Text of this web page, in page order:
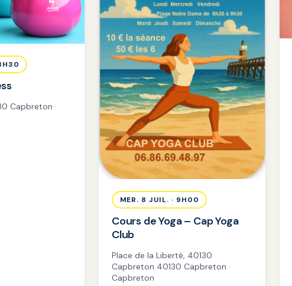
Capbreton ·
MER. 8 JUIL. · 9H00
Cours de Yoga – Cap Yoga
Club
Place de la Liberté, 40130
Capbreton 40130 Capbreton ·
Capbreton